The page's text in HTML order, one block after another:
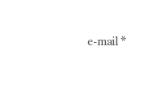
e-mail*